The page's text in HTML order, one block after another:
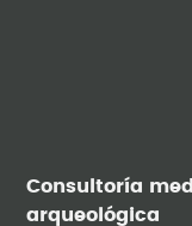
Consultoría
arqueológica